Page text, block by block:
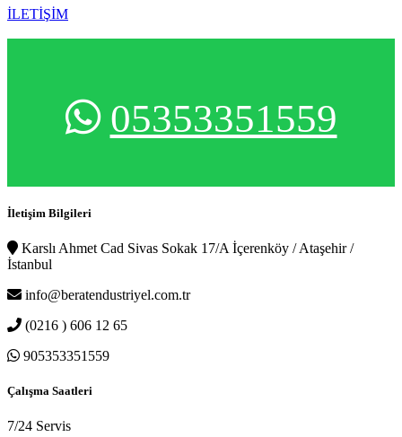
İLETİŞİM
05353351559
İletişim Bilgileri
Karslı Ahmet Cad Sivas Sokak 17/A İçerenköy / Ataşehir /
İstanbul
info@beratendustriyel.com.tr
(0216 ) 606 12 65
905353351559
Çalışma Saatleri
7/24 Servis